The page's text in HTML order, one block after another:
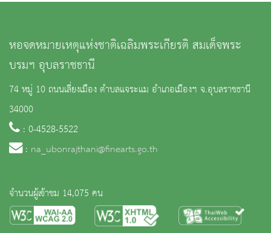
หอจดหมายเหตุแห่งชาติเฉลิมพระเกียรติ สมเด็จพระ
บรมฯ อุบลราชธานี
74 หมู่ 10 ถนนเลี่ยงเมือง ตำบลแจระแม อำเภอเมืองฯ จ.อุบลราชธานี
34000
: 0-4528-5522
: na_ubonrajthani@finearts.go.th
จำนวนผู้เข้าชม 14,075 คน